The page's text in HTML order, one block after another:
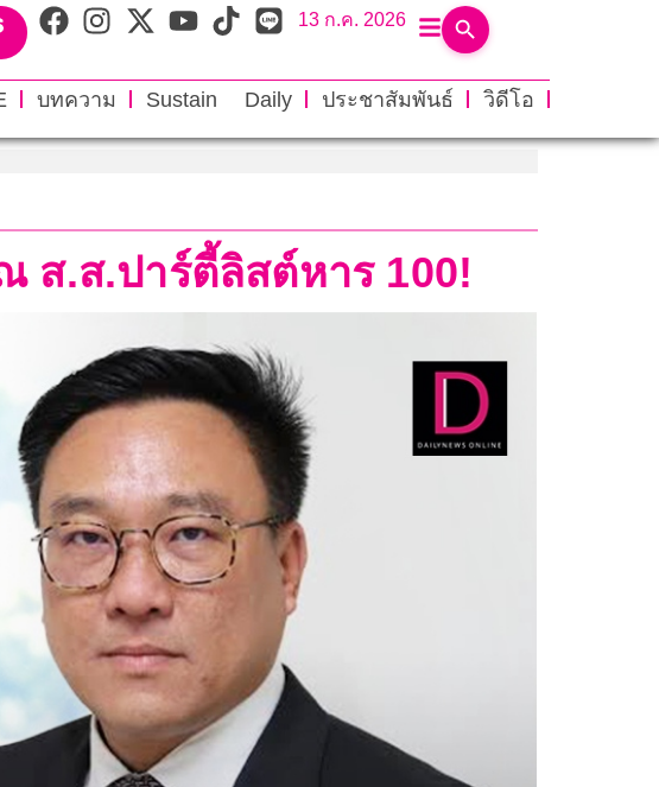
13 ก.ค. 2026
บทความ Sustain Daily ประชาสัมพันธ์
วิดีโอ
ส.ส.ปาร์ตี้ลิสต์หาร 100!